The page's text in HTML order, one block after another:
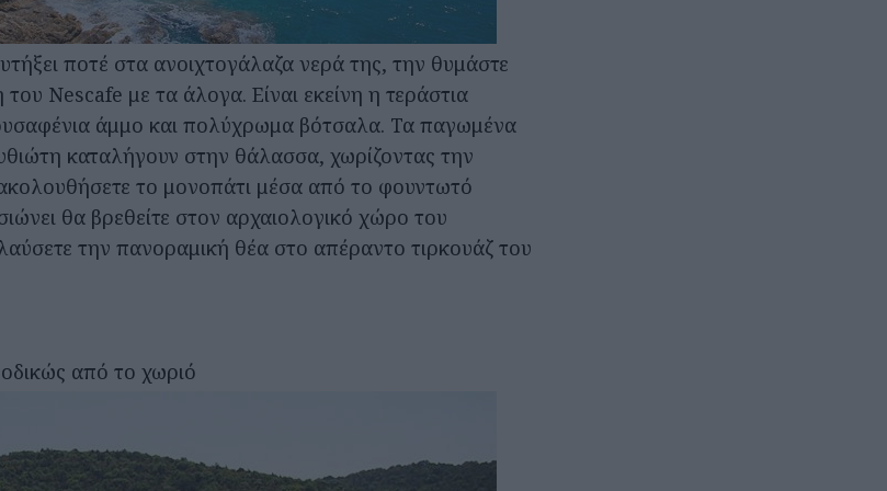
ποτέ στα ανοιχτογάλαζα νερά της, την θυμάστε
Nescafe με τα άλογα. Είναι εκείνη η τεράστια
άμμο και πολύχρωμα βότσαλα. Τα παγωμένα
καταλήγουν στην θάλασσα, χωρίζοντας την
το μονοπάτι μέσα από το φουντωτό
θα βρεθείτε στον αρχαιολογικό χώρο του
την πανοραμική θέα στο απέραντο τιρκουάζ του
από το χωριό